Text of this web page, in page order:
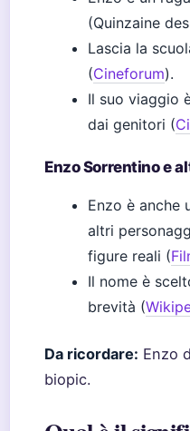
(Quinzaine
Lascia la
(Cineforum).
Il suo viaggio
dai genitori (
Enzo Sorrentino e
Enzo è anche
altri
figure reali (
Il nome è
brevità (
Da ricordare: Enzo
biopic.